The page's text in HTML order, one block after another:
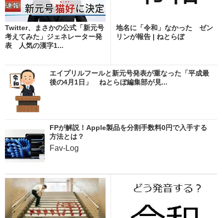
Twitter、まさかの公式「新元号
考えてみた」ジェネレーター発
表 人気の漢字1...
地名に「令和」なかった ゼン
リンが報告 | ねとらぼ
エイプリルフールと新元号発表が重なった「平成最
後の4月1日」 ねとらぼ編集部が見...
FPが解説！Apple製品を分割手数料0円で入手する
方法とは？
Fav-Log